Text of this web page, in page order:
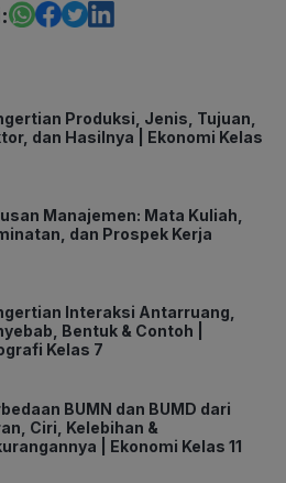
Produksi, Jenis, Tujuan,
dan Hasilnya | Ekonomi Kelas
Manajemen: Mata Kuliah,
dan Prospek Kerja
Interaksi Antarruang,
Bentuk & Contoh |
Kelas 7
BUMN dan BUMD dari
Ciri, Kelebihan &
| Ekonomi Kelas 11